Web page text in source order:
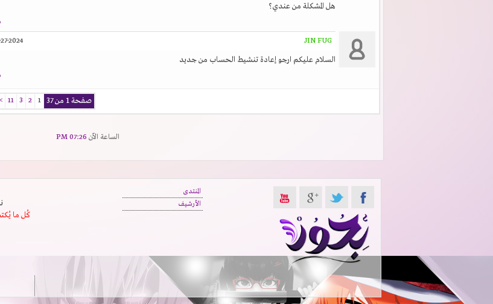
هل المشكلة من عندي؟
2024
JIN FUG
السلام عليكم ارجو إعادة تنشيط الحساب من جديد
صفحة 1 من 37 1
2
3
11
>
الساعة الآن 07:26 PM
المنتدى
الأرشيف
كُل ما